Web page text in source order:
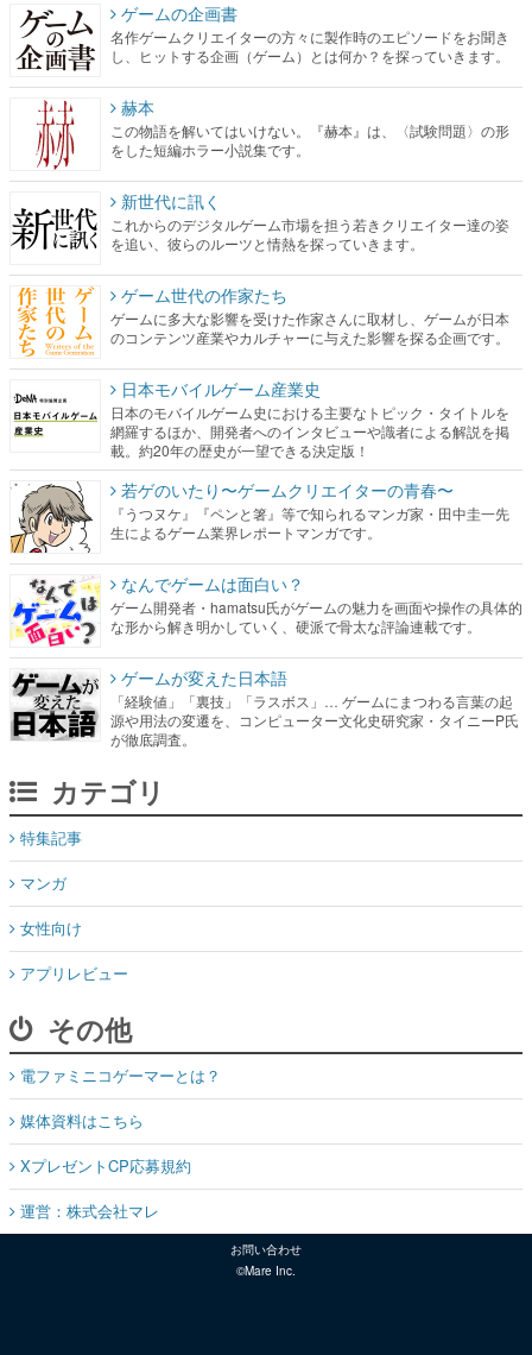
ゲームの企画書
名作ゲームクリエイターの方々に製作時のエピソードをお聞き
し、ヒットする企画（ゲーム）とは何か？を探っていきます。
赫本
この物語を解いてはいけない。『赫本』は、〈試験問題〉の形
をした短編ホラー小説集です。
新世代に訊く
これからのデジタルゲーム市場を担う若きクリエイター達の姿
を追い、彼らのルーツと情熱を探っていきます。
ゲーム世代の作家たち
ゲームに多大な影響を受けた作家さんに取材し、ゲームが日本
のコンテンツ産業やカルチャーに与えた影響を探る企画です。
日本モバイルゲーム産業史
日本のモバイルゲーム史における主要なトピック・タイトルを
網羅するほか、開発者へのインタビューや識者による解説を掲
載。約20年の歴史が一望できる決定版！
若ゲのいたり〜ゲームクリエイターの青春〜
『うつヌケ』『ペンと箸』等で知られるマンガ家・田中圭一先
生によるゲーム業界レポートマンガです。
なんでゲームは面白い？
ゲーム開発者・hamatsu氏がゲームの魅力を画面や操作の具体的
な形から解き明かしていく、硬派で骨太な評論連載です。
ゲームが変えた日本語
「経験値」「裏技」「ラスボス」… ゲームにまつわる言葉の起
源や用法の変遷を、コンピューター文化史研究家・タイニーP氏
が徹底調査。
カテゴリ
特集記事
マンガ
女性向け
アプリレビュー
その他
電ファミニコゲーマーとは？
媒体資料はこちら
XプレゼントCP応募規約
運営：株式会社マレ
お問い合わせ
©Mare Inc.